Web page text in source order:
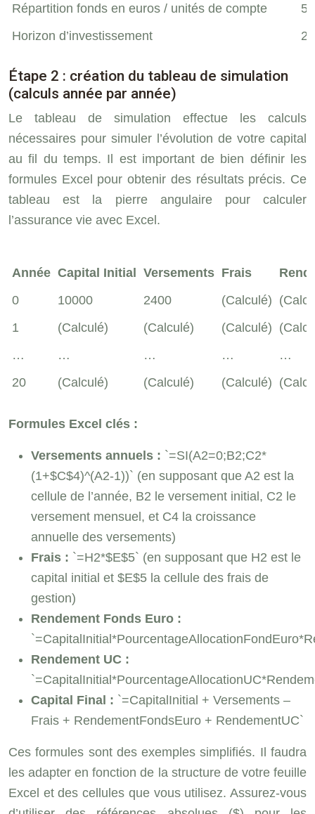
Répartition fonds en euros / unités de compte
Horizon d’investissement
20
Étape 2 : création du tableau de simulation
(calculs année par année)
Le tableau de simulation effectue les calculs
nécessaires pour simuler l’évolution de votre capital
au fil du temps. Il est important de bien définir les
formules Excel pour obtenir des résultats précis. Ce
tableau est la pierre angulaire pour calculer
l’assurance vie avec Excel.
Année Capital Initial Versements Frais
0
10000 2400 (Calculé)
1
(Calculé) (Calculé) (Calculé)
…
… … …
…
20
(Calculé) (Calculé) (Calculé)
Formules Excel clés :
Versements annuels : `=SI(A2=0;B2;C2*
(1+$C$4)^(A2-1))` (en supposant que A2 est la
cellule de l’année, B2 le versement initial, C2 le
versement mensuel, et C4 la croissance
annuelle des versements)
Frais : `=H2*$E$5` (en supposant que H2 est le
capital initial et $E$5 la cellule des frais de
gestion)
Rendement Fonds Euro :
Rendement UC :
Capital Final : `=CapitalInitial + Versements –
Frais + RendementFondsEuro + RendementUC`
Ces formules sont des exemples simplifiés. Il faudra
les adapter en fonction de la structure de votre feuille
Excel et des cellules que vous utilisez. Assurez-vous